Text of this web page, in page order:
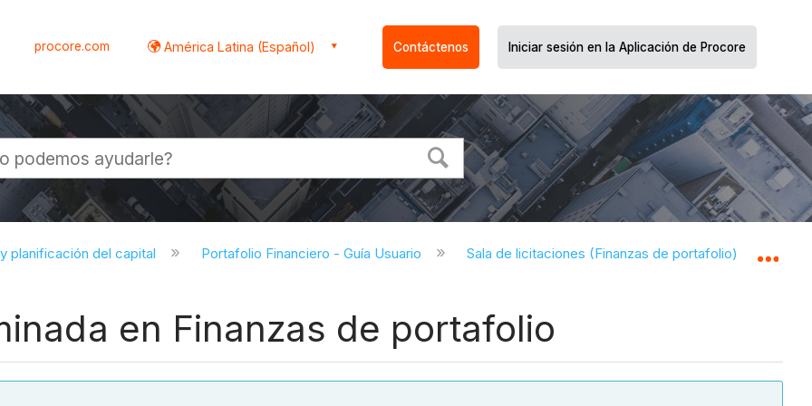
procore.com América Latina (Español) Contáctenos Iniciar sesión en la Aplicación de Procore
planificación del capital Portafolio Financiero - Guía Usuario Sala de licitaciones (Finanzas de portafolio)
en Finanzas de portafolio